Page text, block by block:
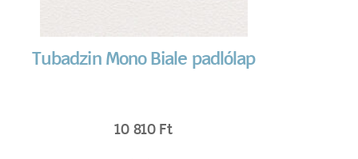
Tubadzin Mono Biale padlólap
10 810 Ft